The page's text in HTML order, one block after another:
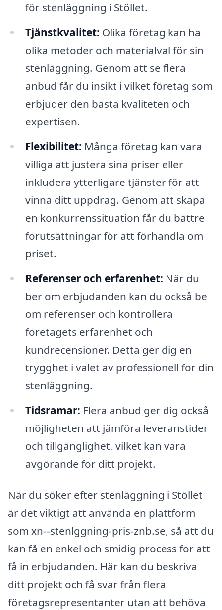
för stenläggning i Stöllet.
Tjänstkvalitet: Olika företag kan ha
olika metoder och materialval för sin
stenläggning. Genom att se flera
anbud får du insikt i vilket företag som
erbjuder den bästa kvaliteten och
expertisen.
Flexibilitet: Många företag kan vara
villiga att justera sina priser eller
inkludera ytterligare tjänster för att
vinna ditt uppdrag. Genom att skapa
en konkurrenssituation får du bättre
förutsättningar för att förhandla om
priset.
Referenser och erfarenhet: När du
ber om erbjudanden kan du också be
om referenser och kontrollera
företagets erfarenhet och
kundrecensioner. Detta ger dig en
trygghet i valet av professionell för din
stenläggning.
Tidsramar: Flera anbud ger dig också
möjligheten att jämföra leveranstider
och tillgänglighet, vilket kan vara
avgörande för ditt projekt.
När du söker efter stenläggning i Stöllet
är det viktigt att använda en plattform
som xn--stenlggning-pris-znb.se, så att du
kan få en enkel och smidig process för att
få in erbjudanden. Här kan du beskriva
ditt projekt och få svar från flera
företagsrepresentanter utan att behöva